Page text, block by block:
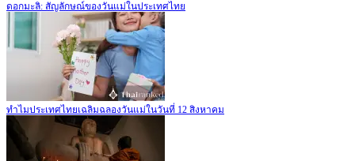
ดอกมะลิ: สัญลักษณ์ของวันแม่ในประเทศไทย
ทำไมประเทศไทยเฉลิมฉลองวันแม่ในวันที่ 12 สิงหาคม